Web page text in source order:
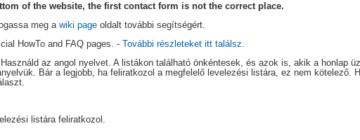
of the website, the first contact form is not the correct place.
meg a wiki pageoldalt további segítségért.
HowTo and FAQ pages. - További részleteket itt találsz.
az angol nyelvet. A listákon található önkéntesek, és azok is, akik a honlap
Bár a legjobb, ha feliratkozol a megfelelő levelezési listára, ez nem kötelező.
listára feliratkozol.